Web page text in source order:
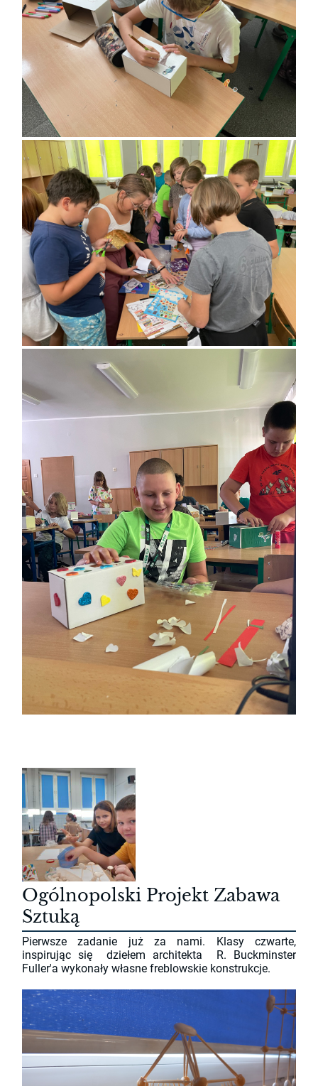
Ogólnopolski Projekt Zabawa
Sztuką
Pierwsze zadanie już za nami. Klasy czwarte,
inspirując się dziełem architekta R. Buckminster
Fuller'a wykonały własne freblowskie konstrukcje.